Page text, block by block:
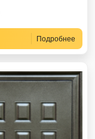
Подробнее